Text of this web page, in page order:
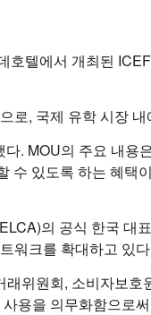
텔에서 개최된
로, 국제 유학 시장
. MOU의 주요 내
있도록 하는 혜
의 공식 한국
워크를 확대하고 있
원회, 소비자보
용을 의무화함으로